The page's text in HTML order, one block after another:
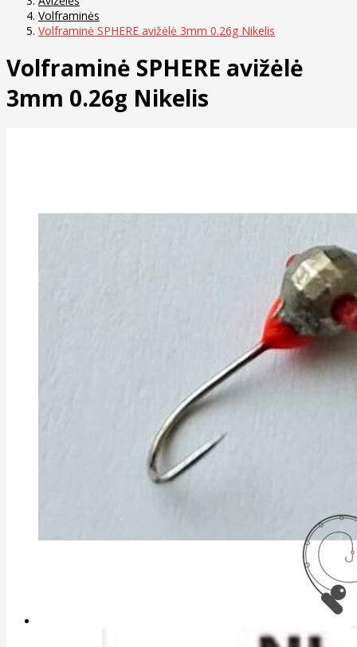
Volframinės
Volframinė SPHERE avižėlė 3mm 0.26g Nikelis
Volframinė SPHERE avižėlė
3mm 0.26g Nikelis